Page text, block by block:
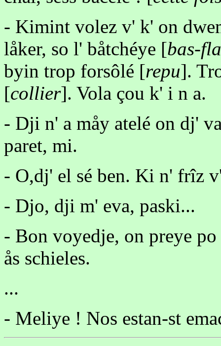
- Kimint volez v' k' on
låker, so l' båtchéye [bas-
byin trop forsôlé [repu].
[collier]. Vola çou k' i n a.
- Dji n' a måy atelé on dj'
paret, mi.
- O,dj' el sé ben. Ki n' frîz
- Djo, dji m' eva, paski...
- Bon voyedje, on preye
ås schieles.
...
- Meliye ! Nos estan-st